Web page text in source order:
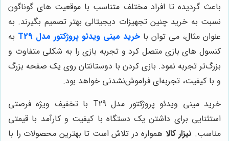
باعث گردیده تا افراد مختلف متناسب با موقعیت های گوناگون
نسبت به خرید چنین تجهیزات دیجیتالی بهتر تصمیم بگیرند. به
عنوان مثال، می توان با خرید مینی ویدئو پروژکتور مدل T29
به
کنسول های بازی متصل کرد و تجربه بازی را به شکلی متفاوت و
بزرگ‌تر تجربه نمود. بازی کردن با دوستانتان روی یک صفحه بزرگ
و با کیفیت، تجربه‌ای فراموش‌نشدنی خواهد بود.
خرید مینی ویدئو پروژکتور مدل T29
با تخفیف ویژهفرصتی
استثنایی برای داشتن یک دستگاه با کیفیت و کارآمد با قیمتی
مناسب. نیزار کالا همواره در تلاش است تا بهترین محصولات را با